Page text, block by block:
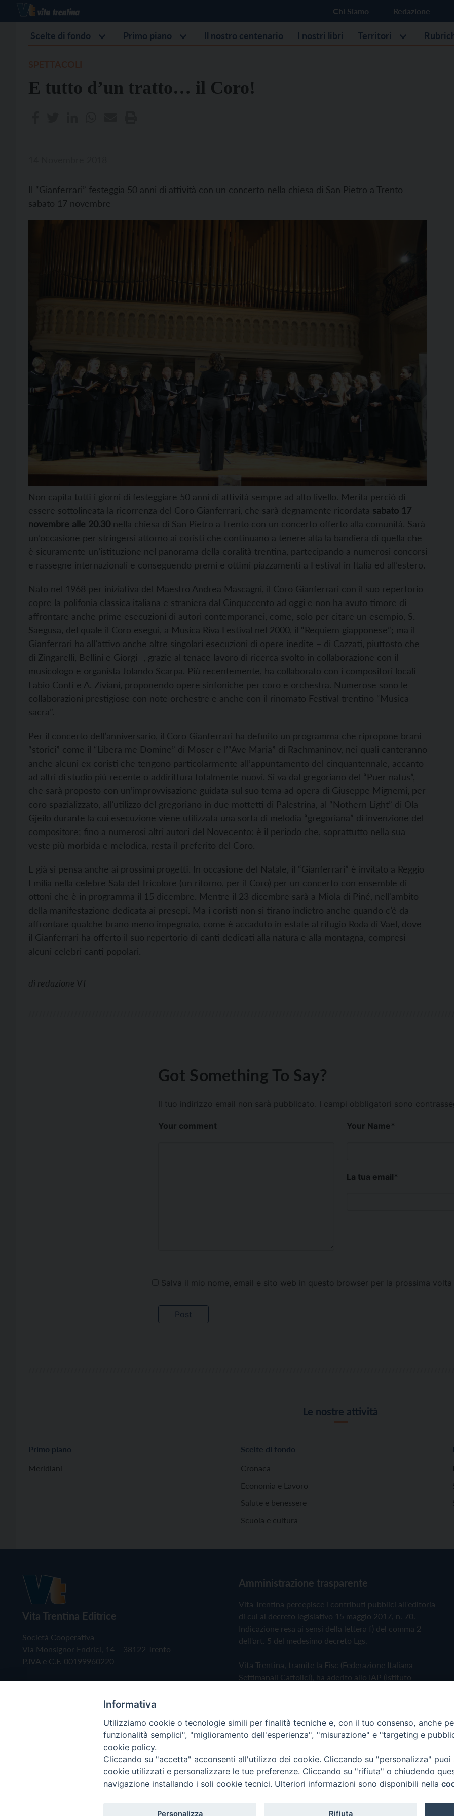
Chi Siamo Redazione
Scelte di fondo Primo piano Il nostro centenario I nostri libri Territori
E tutto d’un tratto… il Coro!
Il “Gianferrari” festeggia 50 anni di attività con un concerto nella chiesa di San Pietro a Trento
sabato 17 novembre
Non capita tutti i giorni di festeggiare 50 anni di attività sempre ad alto livello. Merita perciò di
essere sottolineata la ricorrenza del Coro Gianferrari, che sarà degnamente ricordata sabato 17
novembre alle 20.30 nella chiesa di San Pietro a Trento con un concerto offerto alla comunità. Sarà
un’occasione per stringersi attorno ai coristi che continuano a tenere alta la bandiera di quella che
è sicuramente un’istituzione nel panorama della coralità trentina, partecipando a numerosi concorsi
e rassegne internazionali e conseguendo premi e ottimi piazzamenti a Festival in Italia ed all’estero.
Nato nel 1968 per iniziativa del Maestro Andrea Mascagni, il Coro Gianferrari con il suo repertorio
copre la polifonia classica italiana e straniera dal Cinquecento ad oggi e non ha avuto timore di
affrontare anche prime esecuzioni di autori contemporanei, come, solo per citare un esempio, S.
Saegusa, del quale il Coro eseguì, a Musica Riva Festival nel 2000, il “Requiem giapponese”; ma il
Gianferrari ha all’attivo anche altre singolari esecuzioni di opere inedite – di Cazzati, piuttosto che
di Zingarelli, Bellini e Giorgi -, grazie al tenace lavoro di ricerca svolto in collaborazione con il
musicologo e organista Jolando Scarpa. Più recentemente, ha collaborato con i compositori locali
Fabio Conti e A. Ziviani, proponendo opere sinfoniche per coro e orchestra. Numerose sono le
collaborazioni prestigiose con note orchestre e anche con il rinomato Festival trentino “Musica
sacra”.
Per il concerto dell’anniversario, il Coro Gianferrari ha definito un programma che ripropone brani
“storici” come il “Libera me Domine” di Moser e l’“Ave Maria” di Rachmaninov, nei quali canteranno
anche alcuni ex coristi che tengono particolarmente all’appuntamento del cinquantennale, accanto
ad altri di studio più recente o addirittura totalmente nuovi. Si va dal gregoriano del “Puer natus”,
che sarà proposto con un’improvvisazione guidata sul suo tema ad opera di Giuseppe Mignemi, per
coro spazializzato, all’utilizzo del gregoriano in due mottetti di Palestrina, al “Nothern Light” di Ola
Gjeilo durante la cui esecuzione viene utilizzata una sorta di melodia “gregoriana” di invenzione del
compositore; fino a numerosi altri autori del Novecento: è il periodo che, soprattutto nella sua
veste più morbida e melodica, resta il preferito del Coro.
E già si pensa anche ai prossimi progetti. In occasione del Natale, il “Gianferrari” è invitato a Reggio
Emilia nella celebre Sala del Tricolore (un ritorno, per il Coro) per un concerto con ensemble di
ottoni che è in programma il 15 dicembre. Mentre il 23 dicembre sarà a Miola di Piné, nell'ambito
della manifestazione dedicata ai presepi. Ma i coristi non si tirano indietro anche quando c’è da
affrontare qualche brano meno impegnato, come è accaduto in estate al rifugio Roda di Vael, dove
il Gianferrari ha offerto il suo repertorio di canti dedicati alla natura e alla montagna, compresi
alcuni celebri canti popolari.
di redazione VT
Got Something To Say?
Il tuo indirizzo email non sarà pubblicato. I campi obbligatori sono
Your comment Your Name*
La tua email*
Salva il mio nome, email e sito web in questo browser per la prossima
Le nostre attività
Primo piano
Meridiani
Scelte di fondo
Cronaca
Economia e Lavoro
Salute e benessere
Scuola e cultura
Vita Trentina Editrice
Società Cooperativa
Via Monsignor Endrici, 14 – 38122 Trento
P.IVA e C.F. 00199960220
Amministrazione trasparente
Vita Trentina percepisce i contributi pubblici all'editoria
di cui al decreto legislativo 15 maggio 2017, n. 70.
Indicazione resa ai sensi della lettera f) del comma 2
dell'art. 5 del medesimo decreto Lgs.
Vita Trentina, tramite la Fisc (Federazione Italiana
Settimanali Cattolici), ha aderito allo IAP (Istituto
Privacy Policy Cookie Policy
Copyright © 2019 - Tutti i diritti riservati - Vita Trentina Editrice
Informativa
Utilizziamo cookie o tecnologie simili per finalità tecniche e, con il tuo consenso, anche
funzionalità semplici", "miglioramento dell'esperienza", "misurazione" e "targeting e
cookie policy.
Cliccando su "accetta" acconsenti all'utilizzo dei cookie. Cliccando su "personalizza"
cookie utilizzati e personalizzare le tue preferenze. Cliccando su "rifiuta" o chiudendo
navigazione installando i soli cookie tecnici. Ulteriori informazioni sono disponibili nella
Personalizza Rifiuta